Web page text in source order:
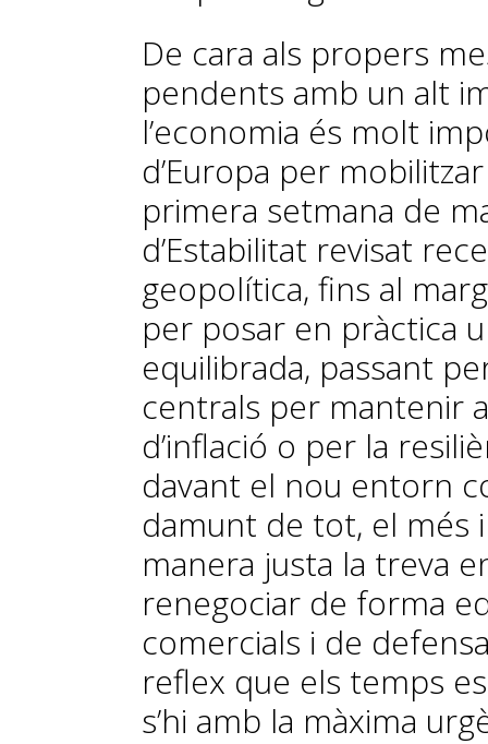
De cara als propers
pendents amb un alt
l’economia és molt
d’Europa per
primera setmana de
d’Estabilitat revisat
geopolítica, fins al
per posar en pràctica
equilibrada, passant
centrals per mantenir
d’inflació o per la
davant el nou entorn
damunt de tot, el més
manera justa la treva
renegociar de forma
comercials i de
reflex que els temps
s’hi amb la màxima